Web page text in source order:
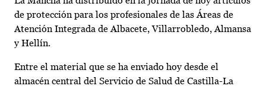
de protección para los profesionales de las Áreas de
Atención Integrada de Albacete, Villarrobledo, Almansa
y Hellín.
Entre el material que se ha enviado hoy desde el
almacén central del Servicio de Salud de Castilla-La